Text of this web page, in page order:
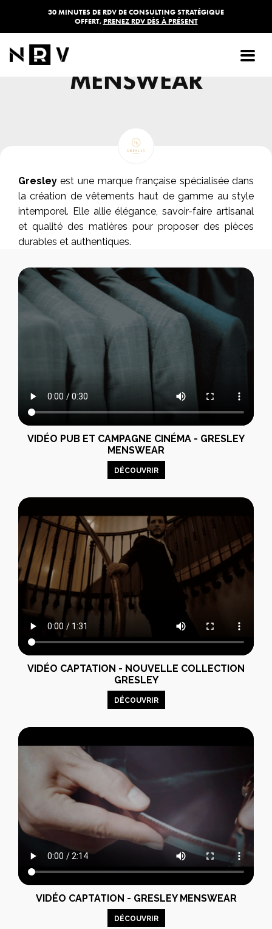
30 MINUTES DE RDV DE CONSULTING STRATÉGIQUE
OFFERT, PRENEZ RDV DÈS À PRÉSENT
MENSWEAR
Gresleyest une marque française spécialisée dans
la création de vêtements haut de gamme au style
intemporel. Elle allie élégance, savoir-faire artisanal
et qualité des matières pour proposer des pièces
durables et authentiques.
VIDÉO PUB ET CAMPAGNE CINÉMA - GRESLEY
MENSWEAR
DÉCOUVRIR
VIDÉO CAPTATION - NOUVELLE COLLECTION
GRESLEY
DÉCOUVRIR
VIDÉO CAPTATION - GRESLEY MENSWEAR
DÉCOUVRIR